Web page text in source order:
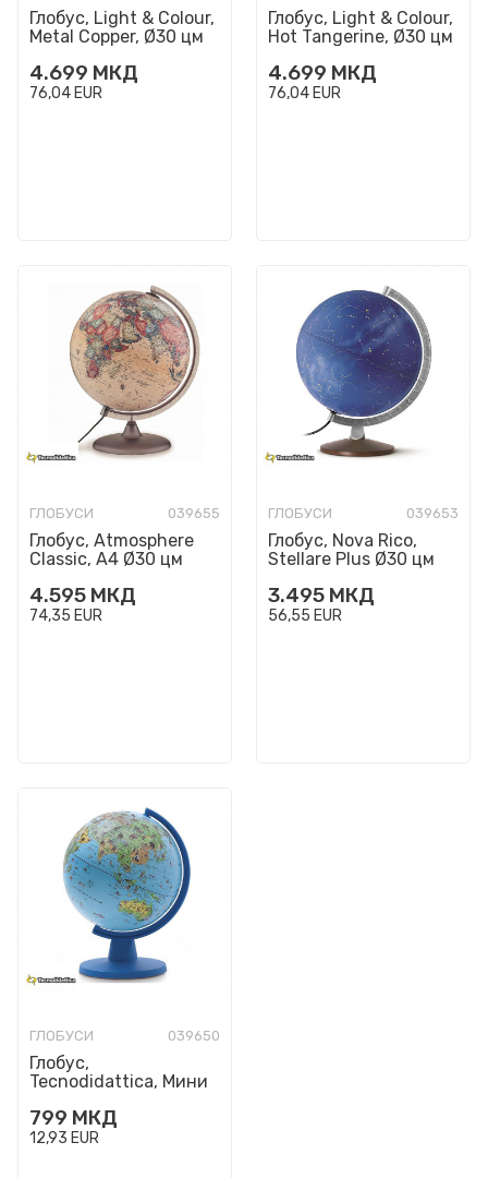
Глобус, Light & Colour,
Metal Copper, Ø30 цм
4.699 МКД
76,04 EUR
Глобус, Light & Colour,
Hot Tangerine, Ø30 цм
4.699 МКД
76,04 EUR
ГЛОБУСИ 039655
Глобус, Atmosphere
Classic, A4 Ø30 цм
4.595 МКД
74,35 EUR
ГЛОБУСИ 039653
Глобус, Nova Rico,
Stellare Plus Ø30 цм
3.495 МКД
56,55 EUR
ГЛОБУСИ 039650
Глобус,
Tecnodidattica, Мини
799 МКД
12,93 EUR